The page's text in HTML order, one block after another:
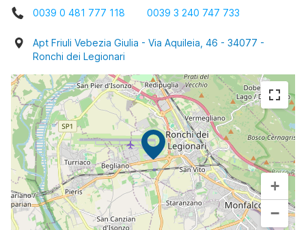
0039 0 481 777 118 0039 3 240 747 733
Apt Friuli Vebezia Giulia - Via Aquileia, 46 - 34077 -
Ronchi dei Legionari
+
−